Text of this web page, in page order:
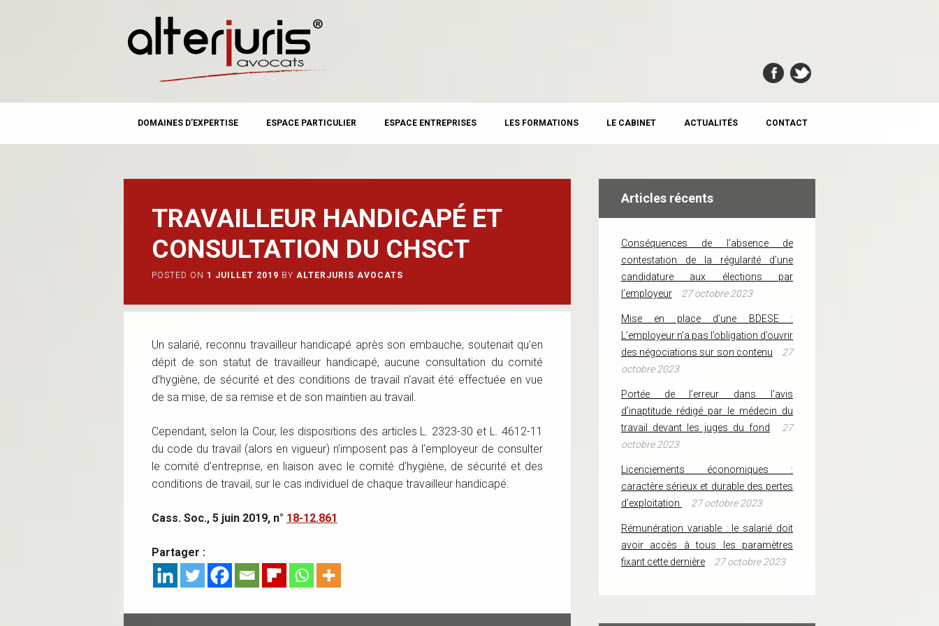
MAIN MENU
content
DOMAINES D’EXPERTISE ESPACE PARTICULIER ESPACE ENTREPRISES LES FORMATIONS LE CABINET ACTUALITÉS CONTACT
TRAVAILLEUR HANDICAPÉ ET
CONSULTATION DU CHSCT
POSTED ON 1 JUILLET 2019 BY ALTERJURIS AVOCATS
Un salarié, reconnu travailleur handicapé après son embauche, soutenait qu’en
dépit de son statut de travailleur handicapé, aucune consultation du comité
d’hygiène, de sécurité et des conditions de travail n’avait été effectuée en vue
de sa mise, de sa remise et de son maintien au travail.
Cependant, selon la Cour, les dispositions des articles L. 2323-30 et L. 4612-11
du code du travail (alors en vigueur) n’imposent pas à l’employeur de consulter
le comité d’entreprise, en liaison avec le comité d’hygiène, de sécurité et des
conditions de travail, sur le cas individuel de chaque travailleur handicapé.
Cass. Soc., 5 juin 2019, n° 18-12.861
Partager :
Articles récents
Conséquences de l’absence de
contestation de la régularité d’une
candidature aux élections par
l’employeur
27 octobre 2023
Mise en place d’une BDESE :
L’employeur n’a pas l’obligation d’ouvrir
des négociations sur son contenu
27
octobre 2023
Portée de l’erreur dans l’avis
d’inaptitude rédigé par le médecin du
travail devant les juges du fond
27
octobre 2023
Licenciements économiques :
caractère sérieux et durable des pertes
d’exploitation
27 octobre 2023
Rémunération variable : le salarié doit
avoir accès à tous les paramètres
fixant cette dernière
27 octobre 2023